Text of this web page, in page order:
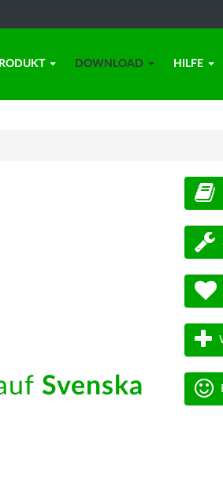
DOWNLOAD HILFE
Svenska